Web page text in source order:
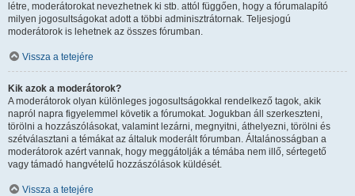
létre, moderátorokat nevezhetnek ki stb. attól függően, hogy a fórumalapító
milyen jogosultságokat adott a többi adminisztrátornak. Teljesjogú
moderátorok is lehetnek az összes fórumban.
Vissza a tetejére
Kik azok a moderátorok?
A moderátorok olyan különleges jogosultságokkal rendelkező tagok, akik
napról napra figyelemmel követik a fórumokat. Jogukban áll szerkeszteni,
törölni a hozzászólásokat, valamint lezárni, megnyitni, áthelyezni, törölni és
szétválasztani a témákat az általuk moderált fórumban. Általánosságban a
moderátorok azért vannak, hogy meggátolják a témába nem illő, sértegető
vagy támadó hangvételű hozzászólások küldését.
Vissza a tetejére